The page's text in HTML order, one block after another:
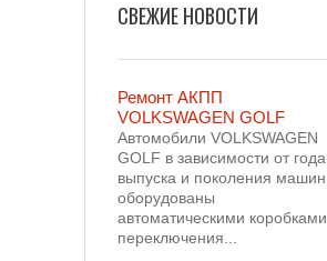
СВЕЖИЕ НОВОСТИ
Ремонт АКПП
VOLKSWAGEN GOLF
Автомобили VOLKSWAGEN
GOLF в зависимости от года
выпуска и поколения машин
оборудованы
автоматическими коробками
переключения...